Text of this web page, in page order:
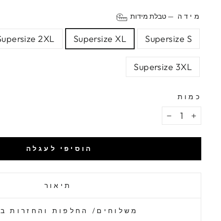
מידה — טבלת מידות
Supersize S
Supersize XL
2XL
Supersize 3XL
כמות
− +
הוסיפי לעגלה
תיאור
משלוחים/ החלפות והחזרות